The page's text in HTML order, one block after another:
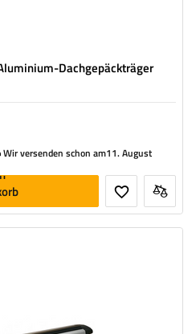
Dachgepäckträger
Wir versenden schon am11. August